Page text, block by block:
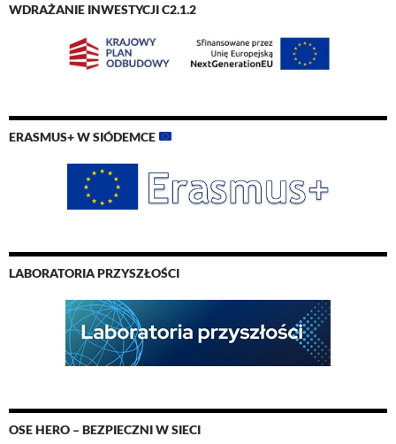
WDRAŻANIE INWESTYCJI C2.1.2
ERASMUS+ W SIÓDEMCE
LABORATORIA PRZYSZŁOŚCI
OSE HERO – BEZPIECZNI W SIECI